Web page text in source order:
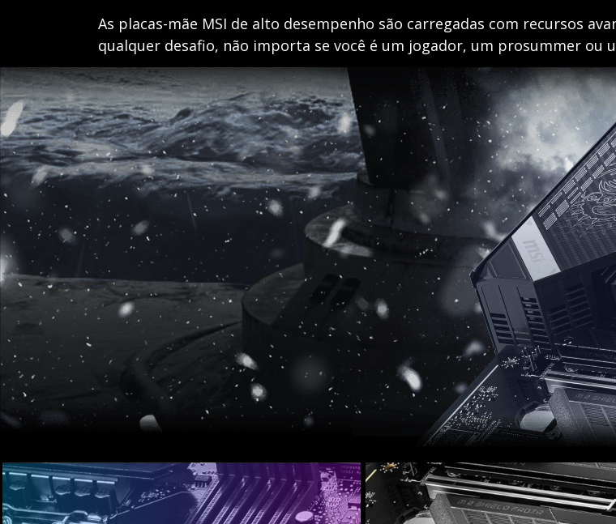
As placas-mãe MSI de alto desempenho são carregadas com recursos
qualquer desafio, não importa se você é um jogador, um prosummer ou